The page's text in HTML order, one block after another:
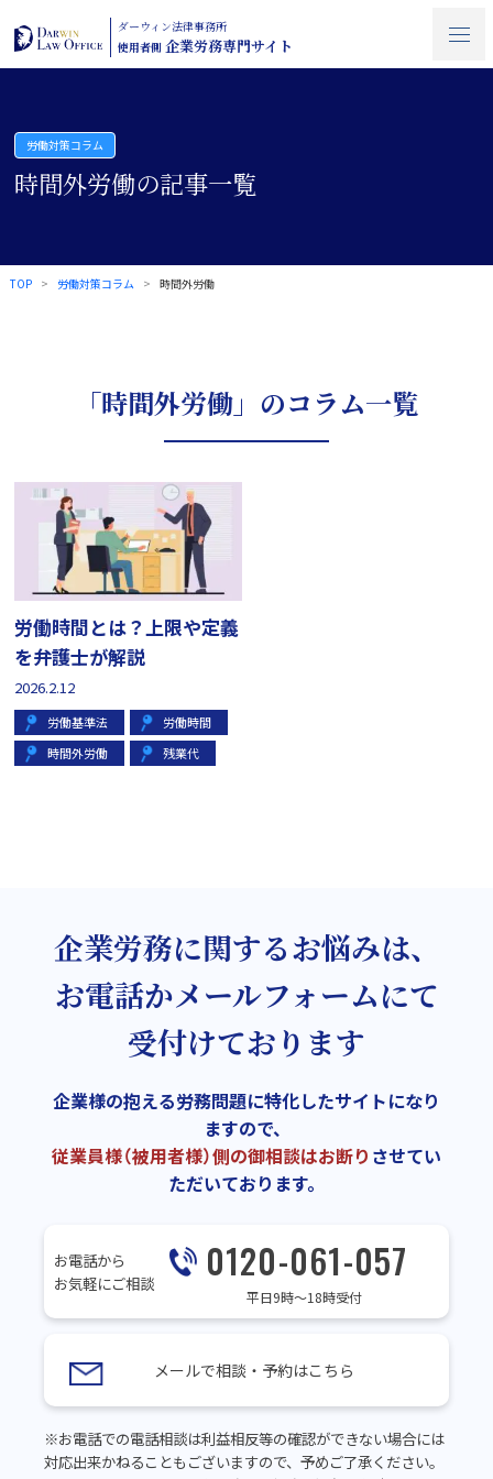
ダーウィン法律事務所
使用者側 企業労務専門サイト
労働対策コラム
時間外労働の記事一覧
TOP 労働対策コラム 時間外労働
「時間外労働」のコラム一覧
労働時間とは？上限や定義
を弁護士が解説
2026.2.12
労働基準法
労働時間
時間外労働
残業代
企業労務に関するお悩みは、
お電話かメールフォームにて
受付けております
企業様の抱える労務問題に特化したサイトになり
ますので、
従業員様（被用者様）側の御相談はお断り させてい
ただいております。
お電話から
お気軽にご相談
0120-061-057
平日9時～18時受付
メールで相談・予約はこちら
※お電話での電話相談は利益相反等の確認ができない場合には
対応出来かねることもございますので、予めご了承ください。